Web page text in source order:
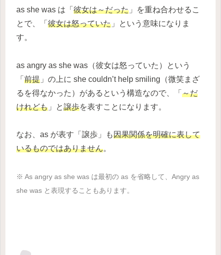
as she was は「 彼女は～だった 」を重ね合わせるこ
とで、「 彼女は怒っていた 」という意味になりま
す。
as angry as she was（彼女は怒っていた）という
「 前提 」の上に she couldn’t help smiling（微笑まざ
るを得なかった）があるという構造なので、「 ～だ
けれども 」と譲歩を表すことになります。
なお、as が表す「譲歩」も因果関係を明確に表して
いるものではありません。
※ As angry as she was は最初の as を省略して、Angry as
she was と表現することもあります。